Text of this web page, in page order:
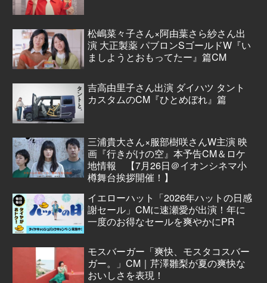
松嶋菜々子さん×阿由葉さら紗さん出
演 大正製薬 パブロンSゴールドW『い
ましようとおもってたー』篇CM
吉高由里子さん出演 ダイハツ タント
カスタムのCM『ひとめぼれ』篇
三浦貴大さん×服部樹咲さんW主演 映
画『行きがけの空』本予告CM＆ロケ
地情報 【7月26日＠イオンシネマ小
樽舞台挨拶開催！】
イエローハット「2026年ハットの日感
謝セール」CMに速瀬愛が出演！年に
一度のお得なセールを爽やかにPR
モスバーガー「爽快、モスタコスバー
ガー。」CM｜芹澤雛梨が夏の爽快な
おいしさを表現！